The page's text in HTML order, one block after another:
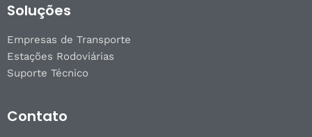
Soluções
Empresas de Transporte
Estações Rodoviárias
Suporte Técnico
Contato